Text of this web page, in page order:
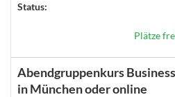
Status:
Plätze
Abendgruppenkurs
in München oder online